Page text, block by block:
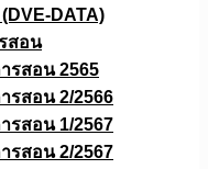
DATA)
สอน
รสอน 2565
รสอน 2/2566
รสอน 1/2567
รสอน 2/2567